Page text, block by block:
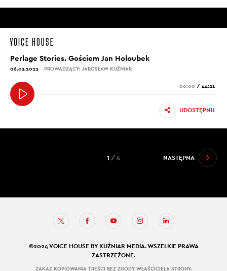
Perlage Stories. Gościem Jan Holoubek
06.03.2022 PROWADZĄCY: JAROSŁAW KUŹNIAR
00:00 / 44:21
UDOSTĘPNIJ
NASTĘPNA
1 / 4
©2024 VOICE HOUSE BY KUŹNIAR MEDIA. WSZELKIE PRAWA
ZASTRZEŻONE.
ZAKAZ KOPIOWANIA TREŚCI BEZ ZGODY WŁAŚCICIELA STRONY.